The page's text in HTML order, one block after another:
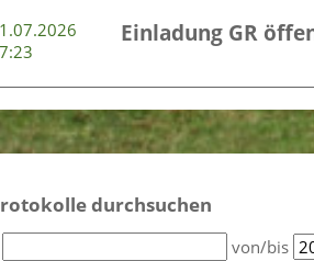
Einladung GR
durchsuchen
von/bis